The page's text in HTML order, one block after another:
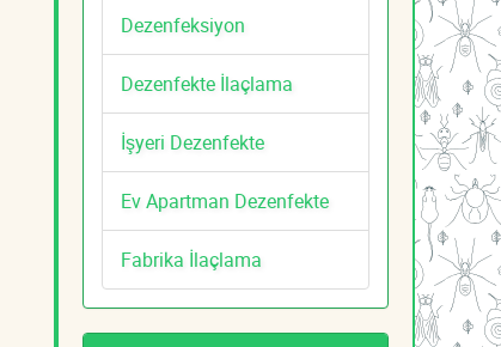
Dezenfeksiyon
Dezenfekte İlaçlama
İşyeri Dezenfekte
Ev Apartman Dezenfekte
Fabrika İlaçlama